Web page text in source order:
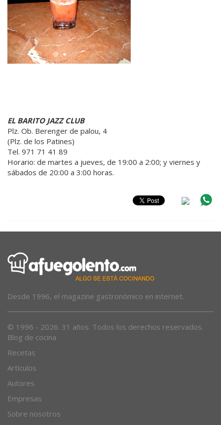
EL BARITO JAZZ CLUB
Plz. Ob. Berenger de palou, 4
(Plz. de los Patines)
Tel. 971 71 41 89
Horario: de martes a jueves, de 19:00 a 2:00; y viernes y
sábados de 20:00 a 3:00 horas.
Desde 1996, el magazine gastronómico en internet.
© 1996 - 2026. 31 años. Todos los derechos reservados.
Blog de cocina
Recetas
Artículos
Autores
Empresas
Sobre nosotros